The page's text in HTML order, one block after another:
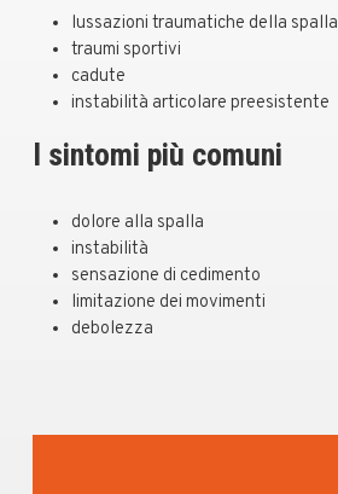
lussazioni traumatiche della spalla
traumi sportivi
cadute
instabilità articolare preesistente
I sintomi più comuni
dolore alla spalla
instabilità
sensazione di cedimento
limitazione dei movimenti
debolezza